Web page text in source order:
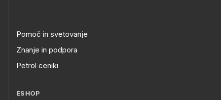
Pomoč in svetovanje
Znanje in podpora
Petrol ceniki
ESHOP